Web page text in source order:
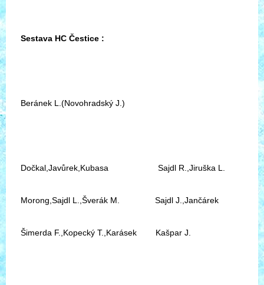
Sestava HC Čestice :
Beránek L.(Novohradský J.)
Dočkal,Javůrek,Kubasa Sajdl R.,Jiruška L.
Morong,Sajdl L.,Šverák M. Sajdl J.,Jančárek
Šimerda F.,Kopecký T.,Karásek Kašpar J.